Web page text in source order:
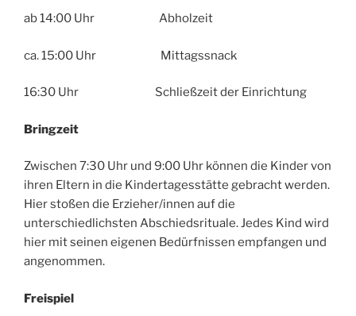
ab 14:00 Uhr Abholzeit
ca. 15:00 Uhr Mittagssnack
16:30 Uhr Schließzeit der Einrichtung
Bringzeit
Zwischen 7:30 Uhr und 9:00 Uhr können die Kinder von
ihren Eltern in die Kindertagesstätte gebracht werden.
Hier stoßen die Erzieher/innen auf die
unterschiedlichsten Abschiedsrituale. Jedes Kind wird
hier mit seinen eigenen Bedürfnissen empfangen und
angenommen.
Freispiel